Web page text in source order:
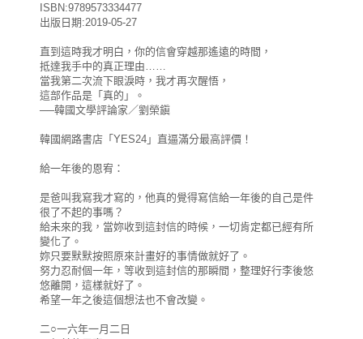
ISBN:9789573334477
出版日期:2019-05-27
直到這時我才明白，你的信會穿越那遙遠的時間，
抵達我手中的真正理由……
當我第二次流下眼淚時，我才再次醒悟，
這部作品是「真的」。
──韓國文學評論家／劉榮鎭
韓國網路書店「YES24」直逼滿分最高評價！
給一年後的恩宥：
是爸叫我寫我才寫的，他真的覺得寫信給一年後的自己是件
很了不起的事嗎？
給未來的我，當妳收到這封信的時候，一切肯定都已經有所
變化了。
妳只要默默按照原來計畫好的事情做就好了。
努力忍耐個一年，等收到這封信的那瞬間，整理好行李後悠
悠離開，這樣就好了。
希望一年之後這個想法也不會改變。
二○一六年一月二日